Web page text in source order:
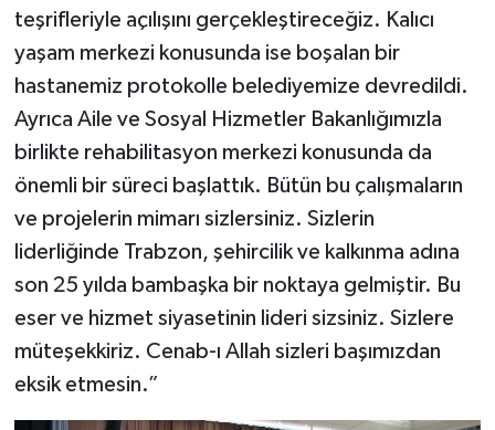
teşrifleriyle açılışını gerçekleştireceğiz. Kalıcı
yaşam merkezi konusunda ise boşalan bir
hastanemiz protokolle belediyemize devredildi.
Ayrıca Aile ve Sosyal Hizmetler Bakanlığımızla
birlikte rehabilitasyon merkezi konusunda da
önemli bir süreci başlattık. Bütün bu çalışmaların
ve projelerin mimarı sizlersiniz. Sizlerin
liderliğinde Trabzon, şehircilik ve kalkınma adına
son 25 yılda bambaşka bir noktaya gelmiştir. Bu
eser ve hizmet siyasetinin lideri sizsiniz. Sizlere
müteşekkiriz. Cenab-ı Allah sizleri başımızdan
eksik etmesin.”